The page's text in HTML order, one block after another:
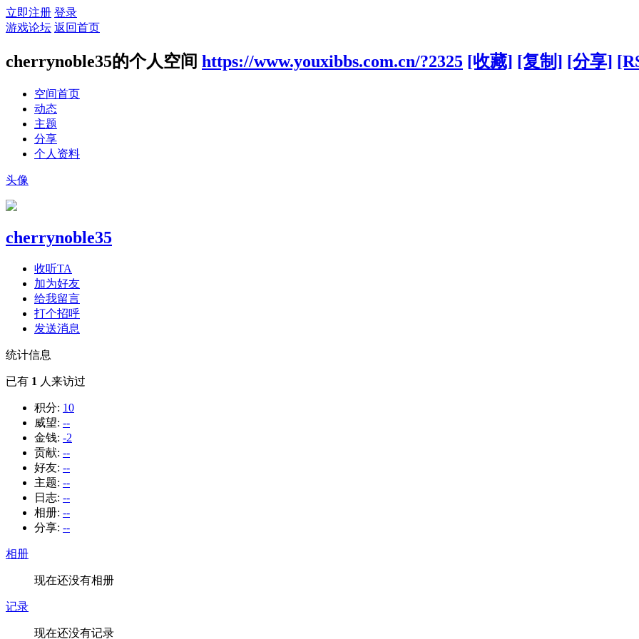
立即注册 登录
游戏论坛 返回首页
cherrynoble35的个人空间 https://www.youxibbs.com.cn/?2325 [收藏] [复制] [分享]
空间首页
动态
主题
分享
个人资料
头像
cherrynoble35
收听TA
加为好友
给我留言
打个招呼
发送消息
统计信息
已有 1 人来访过
积分: 10
威望: --
金钱: -2
贡献: --
好友: --
主题: --
日志: --
相册: --
分享: --
相册
现在还没有相册
记录
现在还没有记录